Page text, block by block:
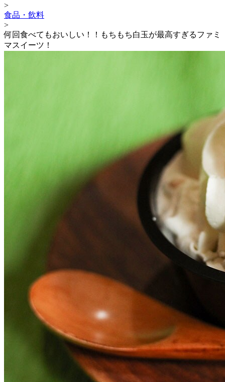
>
食品・飲料
>
何回食べてもおいしい！！もちもち白玉が最高すぎるファミ
マスイーツ！